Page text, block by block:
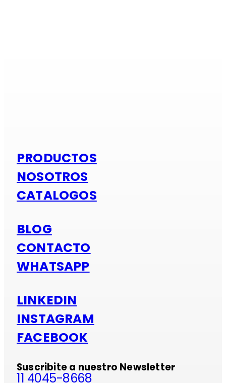
PRODUCTOS
NOSOTROS
CATALOGOS
BLOG
CONTACTO
WHATSAPP
LINKEDIN
INSTAGRAM
FACEBOOK
Suscribite a nuestro Newsletter
11 4045-8668